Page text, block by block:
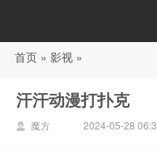
88影视
首页 » 影视 »
汗汗动漫打扑克
魔方 2024-05-28